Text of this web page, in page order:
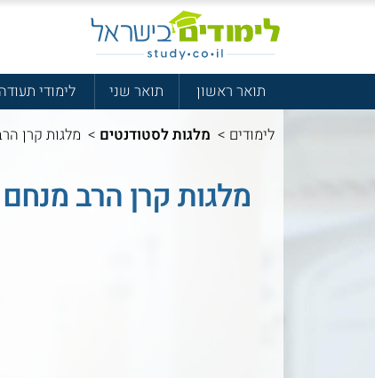
תואר ראשון תואר שני לימודי תעודה
לימודים > מלגות לסטודנטים > מלגות קרן
מלגות קרן הרב